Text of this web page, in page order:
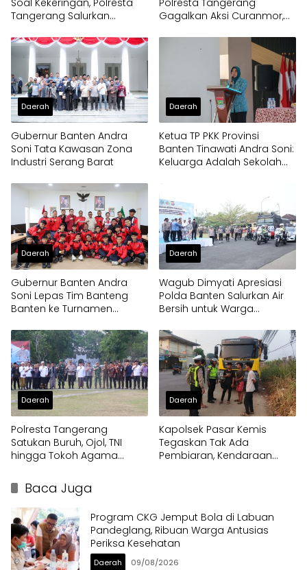
Tangerang Salurkan
Panongan
Gagalkan Aksi Curanmor,
Daerah
Gubernur Banten Andra
Soni Tata Kawasan Zona
Industri Serang Barat
Daerah
Ketua TP PKK Provinsi
Banten Tinawati Andra Soni:
Keluarga Adalah Sekolah
Daerah
Gubernur Banten Andra
Soni Lepas Tim Banteng
Banten ke Turnamen
Daerah
Wagub Dimyati Apresiasi
Polda Banten Salurkan Air
Bersih untuk Warga
Daerah
Polresta Tangerang
Satukan Buruh, Ojol, TNI
hingga Tokoh Agama
Daerah
Kapolsek Pasar Kemis
Tegaskan Tak Ada
Pembiaran, Kendaraan
Baca Juga
Program CKG Jemput Bola di Labuan
Pandeglang, Ribuan Warga Antusias
Periksa Kesehatan
Daerah 09/08/2026